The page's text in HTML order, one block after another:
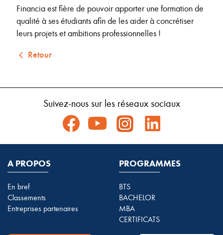
Financia est fière de pouvoir apporter une formation de
qualité à ses étudiants afin de les aider à concrétiser
leurs projets et ambitions professionnelles !
Retour
Suivez-nous sur les réseaux sociaux
A PROPOS
En bref
Classements
Entreprises partenaires
PROGRAMMES
BTS
BACHELOR
MBA
CERTIFICATS